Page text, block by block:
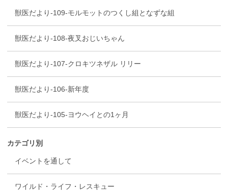
獣医だより-109-モルモットのつくし組となずな組
獣医だより-108-夜叉おじいちゃん
獣医だより-107-クロキツネザル リリー
獣医だより-106-新年度
獣医だより-105-ヨウヘイとの1ヶ月
カテゴリ別
イベントを通して
ワイルド・ライフ・レスキュー